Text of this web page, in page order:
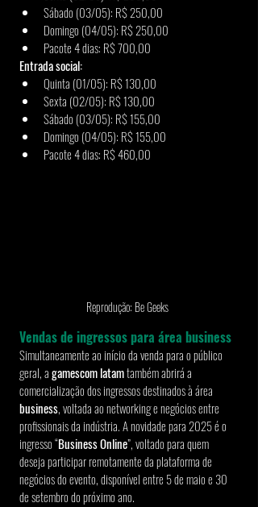
Sábado (03/05): R$ 250,00
Domingo (04/05): R$ 250,00
Pacote 4 dias: R$ 700,00
Entrada social:
Quinta (01/05): R$ 130,00
Sexta (02/05): R$ 130,00
Sábado (03/05): R$ 155,00
Domingo (04/05): R$ 155,00
Pacote 4 dias: R$ 460,00
Reprodução: Be Geeks
Vendas de ingressos para área business
Simultaneamente ao início da venda para o público
geral, a gamescom latam também abrirá a
comercialização dos ingressos destinados à área
business, voltada ao networking e negócios entre
profissionais da indústria. A novidade para 2025 é o
ingresso “Business Online”, voltado para quem
deseja participar remotamente da plataforma de
negócios do evento, disponível entre 5 de maio e 30
de setembro do próximo ano.